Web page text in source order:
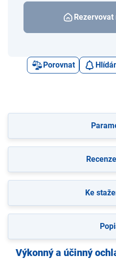
Porovnat
Výkonný a účinný
Recenze
Ke